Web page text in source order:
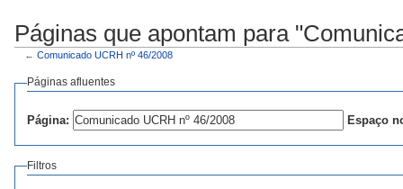
Páginas que apontam para
← Comunicado UCRH nº 46/2008
Páginas afluentes
Página: Espaço
Filtros